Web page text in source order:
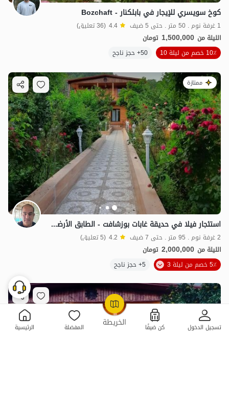
الخريطة تسجيل الدخول كن ضيفًا المفضلة الرئيسية
OpenStreetMap
كوخ سويسري للإيجار في بابلكنار - Bozchaft
1 غرفة نوم . 50 متر . حتى 5 ضيف 4.4 (36 تعليق)
الليلة من 1,500,000 تومان
10٪ خصم من ليلة 10
50+ حجز ناجح
ممتازة
استئجار فيلا في حديقة غابات بوزشافت - الطابق الأرضي
2 غرفة نوم . 95 متر . حتى 7 ضيف 4.2 (5 تعليق)
الليلة من 2,000,000 تومان
5٪ خصم من ليلة 3
5+ حجز ناجح